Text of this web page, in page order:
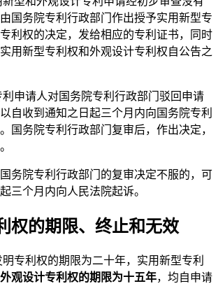
国务院专利行政部门作出授予实用新型专
利权的决定，发给相应的专利证书，同时
用新型专利权和外观设计专利权自公告之
利申请人对国务院专利行政部门驳回申请
自收到通知之日起三个月内向国务院专利
国务院专利行政部门复审后，作出决定，
务院专利行政部门的复审决定不服的，可
三个月内向人民法院起诉。
的期限、终止和无效
专利权的期限为二十年，实用新型专利
外观设计专利权的期限为十五年，均自申请